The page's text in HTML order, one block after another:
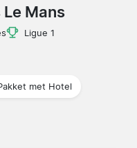
Mans
Ligue 1
met Hotel